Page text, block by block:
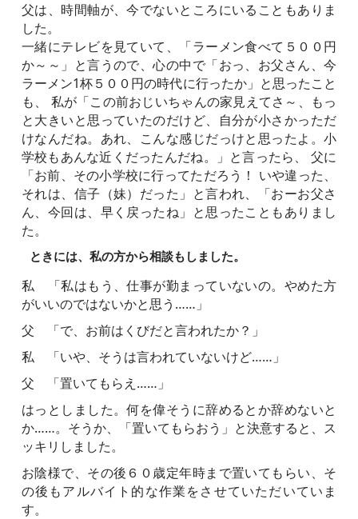
父は、時間軸が、今でないところにいることもありま
した。
一緒にテレビを見ていて、「ラーメン食べて５００円
か～～」と言うので、心の中で「おっ、お父さん、今
ラーメン1杯５００円の時代に行ったか」と思ったこと
も、 私が「この前おじいちゃんの家見えてさ～、もっ
と大きいと思っていたのだけど、自分が小さかっただ
けなんだね。あれ、こんな感じだっけと思ったよ。小
学校もあんな近くだったんだね。」と言ったら、 父に
「お前、その小学校に行ってただろう！ いや違った、
それは、信子（妹）だった」と言われ、「おーお父さ
ん、今回は、早く戻ったね」と思ったこともありまし
た。
ときには、私の方から相談もしました。
私 「私はもう、仕事が勤まっていないの。やめた方
がいいのではないかと思う……」
父 「で、お前はくびだと言われたか？」
私 「いや、そうは言われていないけど……」
父 「置いてもらえ……」
はっとしました。何を偉そうに辞めるとか辞めないと
か……。そうか、「置いてもらおう」と決意すると、ス
ッキリしました。
お陰様で、その後６０歳定年時まで置いてもらい、そ
の後もアルバイト的な作業をさせていただいていま
す。